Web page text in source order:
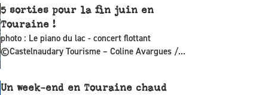
5 sorties pour la fin juin en
Touraine !
photo : Le piano du lac - concert flottant
©Castelnaudary Tourisme – Coline Avargues /...
Un week-end en Touraine chaud